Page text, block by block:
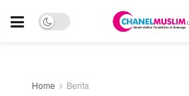
Home Berita